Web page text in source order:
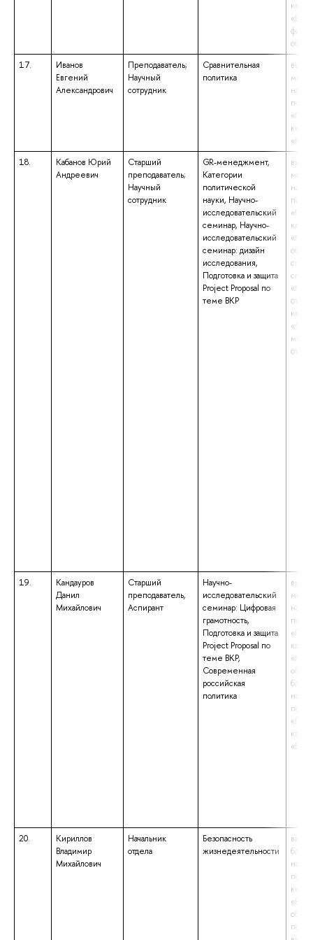
17.
Иванов
Евгений
Александрович
Преподаватель;
Научный
сотрудник
Сравнительная
политика
18.
Кабанов Юрий
Андреевич
Старший
преподаватель;
Научный
сотрудник
GR-менеджмент,
Категории
политической
науки, Научно-
исследовательский
семинар, Научно-
исследовательский
семинар: дизайн
исследования,
Подготовка и защита
Project Proposal по
теме ВКР
19.
Кандауров
Данил
Михайлович
Старший
преподаватель,
Аспирант
Научно-
исследовательский
семинар: Цифровая
грамотность,
Подготовка и защита
Project Proposal по
теме ВКР,
Современная
российская
политика
20.
Кириллов
Владимир
Михайлович
Начальник
отдела
Безопасность
жизнедеятельности